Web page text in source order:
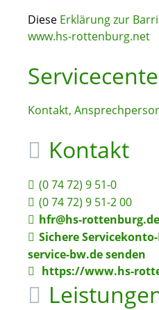
Diese Erklärung zur
www.hs-rottenburg.net
Kontakt,
Kontakt
(0 74 72) 9 51-0
(0 74 72) 9 51-2 00
hfr@hs-rottenburg.de
Sichere
service-bw.de senden
https://www.hs-